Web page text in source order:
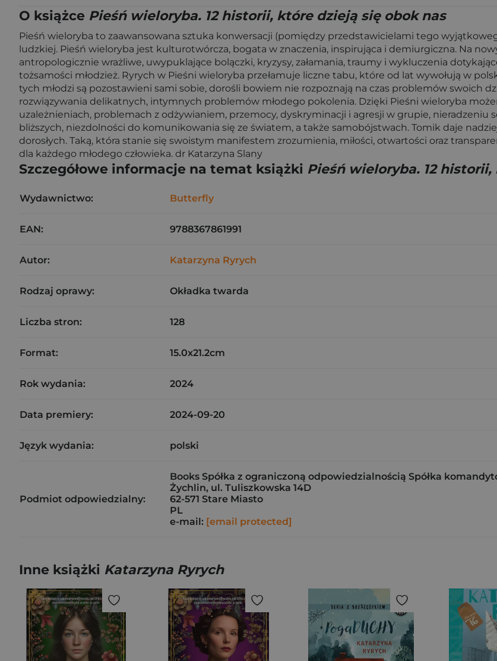
O książce Pieśń wieloryba. 12 historii, które dzieją się obok nas
Pieśń wieloryba to zaawansowana sztuka konwersacji (pomiędzy przedstawicielami tego
ludzkiej. Pieśń wieloryba jest kulturotwórcza, bogata w znaczenia, inspirująca i demiurgiczna. Na
antropologicznie wrażliwe, uwypuklające bolączki, kryzysy, załamania, traumy i wykluczenia
tożsamości młodzież. Ryrych w Pieśni wieloryba przełamuje liczne tabu, które od lat wywołują w
tych młodzi są pozostawieni sami sobie, dorośli bowiem nie rozpoznają na czas problemów swoich
rozwiązywania delikatnych, intymnych problemów młodego pokolenia. Dzięki Pieśni wieloryba
uzależnieniach, problemach z odżywianiem, przemocy, dyskryminacji i agresji w grupie, nieradzeniu
bliższych, niezdolności do komunikowania się ze światem, a także samobójstwach. Tomik daje
dorosłych. Taką, która stanie się swoistym manifestem zrozumienia, miłości, otwartości oraz
dla każdego młodego człowieka. dr Katarzyna Slany
Szczegółowe informacje na temat książki Pieśń wieloryba. 12
Wydawnictwo: Butterfly
EAN: 9788367861991
Autor: Katarzyna Ryrych
Rodzaj oprawy: Okładka twarda
Liczba stron: 128
Format: 15.0x21.2cm
Rok wydania: 2024
Data premiery: 2024-09-20
Język wydania: polski
Podmiot odpowiedzialny:
Books Spółka z ograniczoną odpowiedzialnością Spółka
Żychlin, ul. Tuliszkowska 14D
62-571 Stare Miasto
PL
e-mail: [email protected]
Inne książki Katarzyna Ryrych